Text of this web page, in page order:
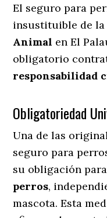
El seguro para
insustituible de la
Animal en El
obligatorio
responsabilidad
Obligatoriedad
Una de las
seguro para
su obligación para
perros,
mascota. Esta